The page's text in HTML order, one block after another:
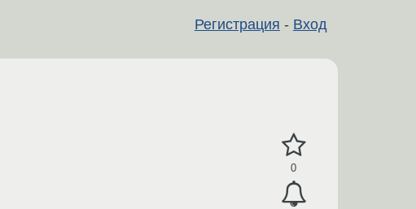
Регистрация - Вход
0